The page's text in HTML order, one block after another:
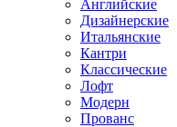
Английские
Дизайнерские
Итальянские
Кантри
Классические
Лофт
Модерн
Прованс